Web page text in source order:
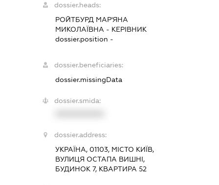
dossier.heads:
РОЙТБУРД МАР'ЯНА
МИКОЛАЇВНА - КЕРІВНИК
dossier.position -
dossier.beneficiaries:
dossier.missingData
dossier.smida:
dossier.address:
УКРАЇНА, 01103, МІСТО КИЇВ,
ВУЛИЦЯ ОСТАПА ВИШНІ,
БУДИНОК 7, КВАРТИРА 52